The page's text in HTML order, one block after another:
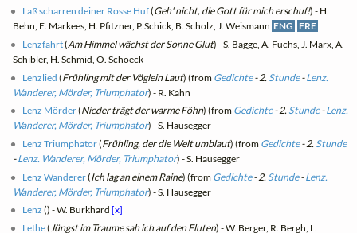
Laß scharren deiner Rosse Huf(Geh' nicht, die Gott für mich erschuf!) - H.
Behn, E. Markees, H. Pfitzner, P. Schick, B. Scholz, J. Weismann ENG FRE
Lenzfahrt(Am Himmel wächst der Sonne Glut) - S. Bagge, A. Fuchs, J. Marx, A.
Schibler, H. Schmid, O. Schoeck
Lenzlied (Frühling mit der Vöglein Laut) (from Gedichte- 2. Stunde-Lenz.
Wanderer, Mörder, Triumphator) - R. Kahn
Lenz Mörder(Nieder trägt der warme Föhn) (from Gedichte- 2. Stunde-Lenz.
Wanderer, Mörder, Triumphator) - S. Hausegger
Lenz Triumphator(Frühling, der die Welt umblaut) (from Gedichte- 2. Stunde
-Lenz. Wanderer, Mörder, Triumphator) - S. Hausegger
Lenz Wanderer(Ich lag an einem Raine) (from Gedichte- 2. Stunde-Lenz.
Wanderer, Mörder, Triumphator) - S. Hausegger
Lenz () - W. Burkhard[x]
Lethe( Jüngst im Traume sah ich auf den Fluten) - W. Berger, R. Bergh, L.